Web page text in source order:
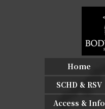
Home
SCHD & RSV
Access & Info